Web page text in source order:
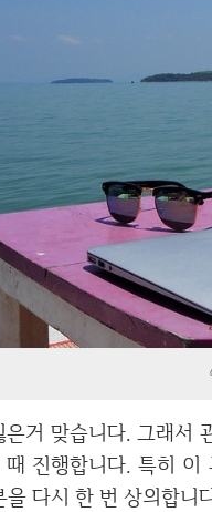
진행합니다. 특히
다시 한 번 상의합